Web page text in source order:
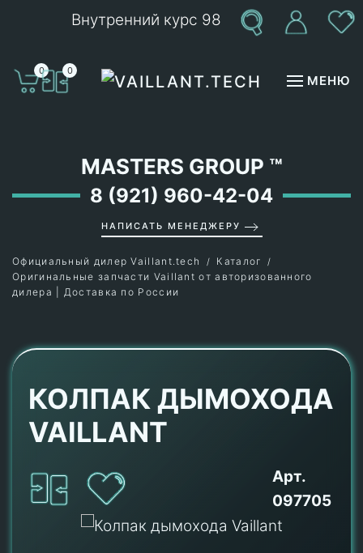
Внутренний курс 98
0 0
МЕНЮ
MASTERS GROUP ™
8 (921) 960-42-04
НАПИСАТЬ МЕНЕДЖЕРУ
Официальный дилер Vaillant.tech
Каталог
Оригинальные запчасти Vaillant от авторизованного
дилера | Доставка по России
КОЛПАК ДЫМОХОДА
VAILLANT
Арт.
097705